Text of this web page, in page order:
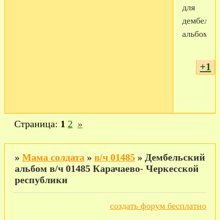
для
альбома
+1
Страница: 1 2 »
» Мама солдата » в/ч 01485 » Дембельский
альбом в/ч 01485 Карачаево- Черкесской
республики
создать форум бесплатно